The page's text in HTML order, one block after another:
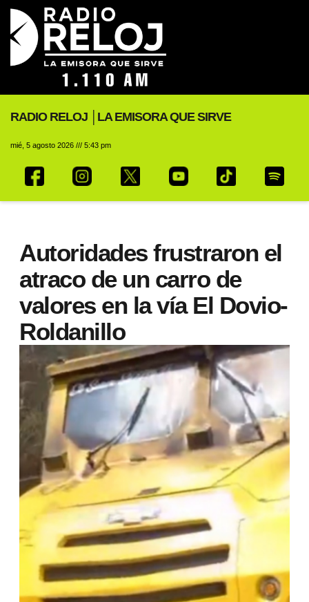
RADIO RELOJ │LA EMISORA QUE SIRVE
mié, 5 agosto 2026 /// 5:43 pm
Autoridades frustraron el
atraco de un carro de
valores en la vía El Dovio-
Roldanillo